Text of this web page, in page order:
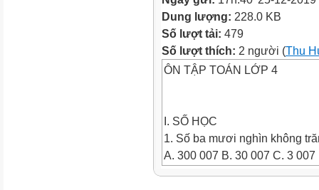
Dung lượng: 228.0 KB
Số lượt tải: 479
Số lượt thích: 2 người (Thu
ÔN TẬP TOÁN LỚP 4
I. SỐ HỌC
1. Số ba mươi nghìn không
A. 300 007 B. 30 007 C. 3 007